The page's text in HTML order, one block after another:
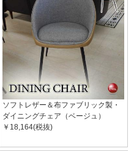
ソフトレザー＆布ファブリック製・
ダイニングチェア（ベージュ）
￥18,164(税抜)